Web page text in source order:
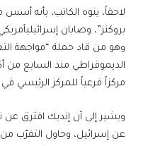
لاحقاً، ينوه الكاتب، بأنه
بروكنز”، وصابان
وهو من قاد حملة “مواجهة
الديموقراطي منذ السابع من
مركزاً فرعياً للمركز الرئيسي
ويشير إلى أن إنديك افترق عن
عن إسرائيل، وحاول التقرّب